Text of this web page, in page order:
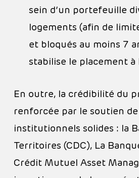
sein d’un portefeuille
logements (afin de
et bloqués au moins 7
stabilise le placement à
En outre, la crédibilité du
renforcée par le soutien
institutionnels solides : la
Territoires (CDC), La
Crédit Mutuel Asset